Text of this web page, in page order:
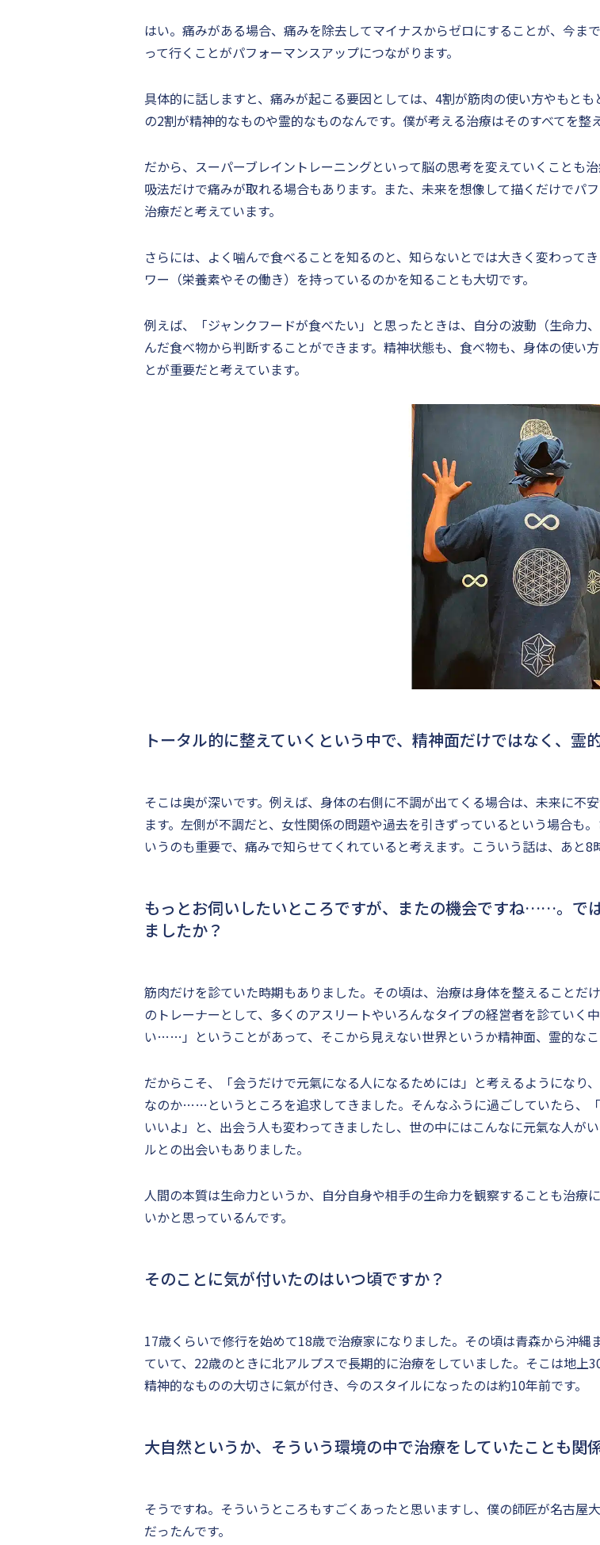
はい。痛みがある場合、痛みを除去してマイナスからゼロにすることが、今ま
って行くことがパフォーマンスアップにつながります。
具体的に話しますと、痛みが起こる要因としては、4割が筋肉の使い方やもと
の2割が精神的なものや霊的なものなんです。僕が考える治療はそのすべてを整
だから、スーパーブレイントレーニングといって脳の思考を変えていくことも
吸法だけで痛みが取れる場合もあります。また、未来を想像して描くだけでパ
治療だと考えています。
さらには、よく噛んで食べることを知るのと、知らないとでは大きく変わって
ワー（栄養素やその働き）を持っているのかを知ることも大切です。
例えば、「ジャンクフードが食べたい」と思ったときは、自分の波動（生命力
んだ食べ物から判断することができます。精神状態も、食べ物も、身体の使い
とが重要だと考えています。
トータル的に整えていくという中で、精神面だけではなく、霊
そこは奥が深いです。例えば、身体の右側に不調が出てくる場合は、未来に不
ます。左側が不調だと、女性関係の問題や過去を引きずっているという場合も
いうのも重要で、痛みで知らせてくれていると考えます。こういう話は、あと8
もっとお伺いしたいところですが、またの機会ですね……。で
ましたか？
筋肉だけを診ていた時期もありました。その頃は、治療は身体を整えることだ
のトレーナーとして、多くのアスリートやいろんなタイプの経営者を診ていく
い……」ということがあって、そこから見えない世界というか精神面、霊的なこ
だからこそ、「会うだけで元氣になる人になるためには」と考えるようになり
なのか……というところを追求してきました。そんなふうに過ごしていたら、
いいよ」と、出会う人も変わってきましたし、世の中にはこんなに元氣な人が
ルとの出会いもありました。
人間の本質は生命力というか、自分自身や相手の生命力を観察することも治療
いかと思っているんです。
そのことに気が付いたのはいつ頃ですか？
17歳くらいで修行を始めて18歳で治療家になりました。その頃は青森から沖
ていて、22歳のときに北アルプスで長期的に治療をしていました。そこは地上
精神的なものの大切さに氣が付き、今のスタイルになったのは約10年前です。
大自然というか、そういう環境の中で治療をしていたことも関
そうですね。そういうところもすごくあったと思いますし、僕の師匠が名古屋
だったんです。